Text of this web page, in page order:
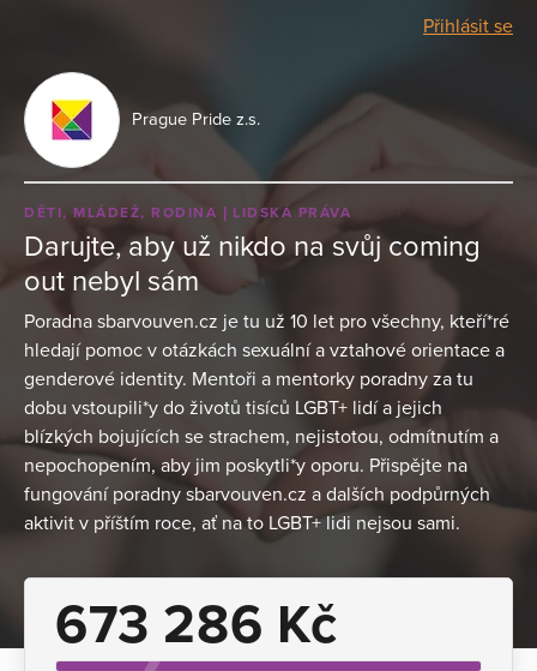
Přihlásit se
Prague Pride z.s.
DĚTI, MLÁDEŽ, RODINA LIDSKÁ PRÁVA
Darujte, aby už nikdo na svůj coming
out nebyl sám
Poradna sbarvouven.cz je tu už 10 let pro všechny, kteří*ré
hledají pomoc v otázkách sexuální a vztahové orientace a
genderové identity. Mentoři a mentorky poradny za tu
dobu vstoupili*y do životů tisíců LGBT+ lidí a jejich
blízkých bojujících se strachem, nejistotou, odmítnutím a
nepochopením, aby jim poskytli*y oporu. Přispějte na
fungování poradny sbarvouven.cz a dalších podpůrných
aktivit v příštím roce, ať na to LGBT+ lidi nejsou sami.
673 286 Kč